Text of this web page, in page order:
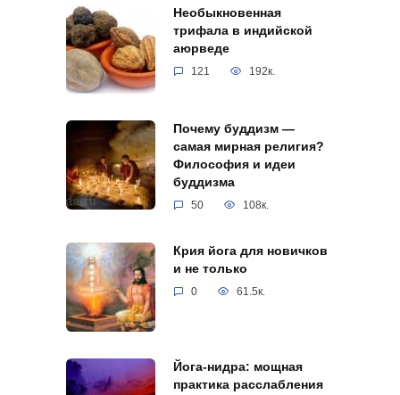
Необыкновенная
трифала в индийской
аюрведе
121 192к.
Почему буддизм —
самая мирная религия?
Философия и идеи
буддизма
50 108к.
Крия йога для новичков
и не только
0 61.5к.
Йога-нидра: мощная
практика расслабления